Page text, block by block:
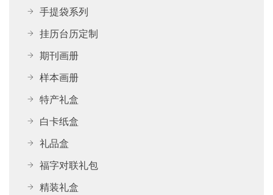
手提袋系列
挂历台历定制
期刊画册
样本画册
特产礼盒
白卡纸盒
礼品盒
福字对联礼包
精装礼盒